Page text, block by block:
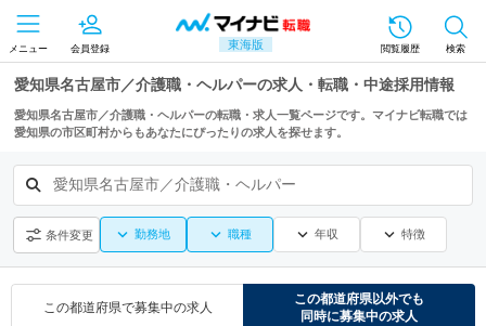
東海版
メニュー 会員登録 閲覧履歴 検索
愛知県名古屋市／介護職・ヘルパーの求人・転職・中途採用情報
愛知県名古屋市／介護職・ヘルパーの転職・求人一覧ページです。マイナビ転職では
愛知県の市区町村からもあなたにぴったりの求人を探せます。
愛知県名古屋市／介護職・ヘルパー
条件変更 勤務地 職種 年収 特徴
この都道府県で募集中の求人
この都道府県以外でも
同時に募集中の求人